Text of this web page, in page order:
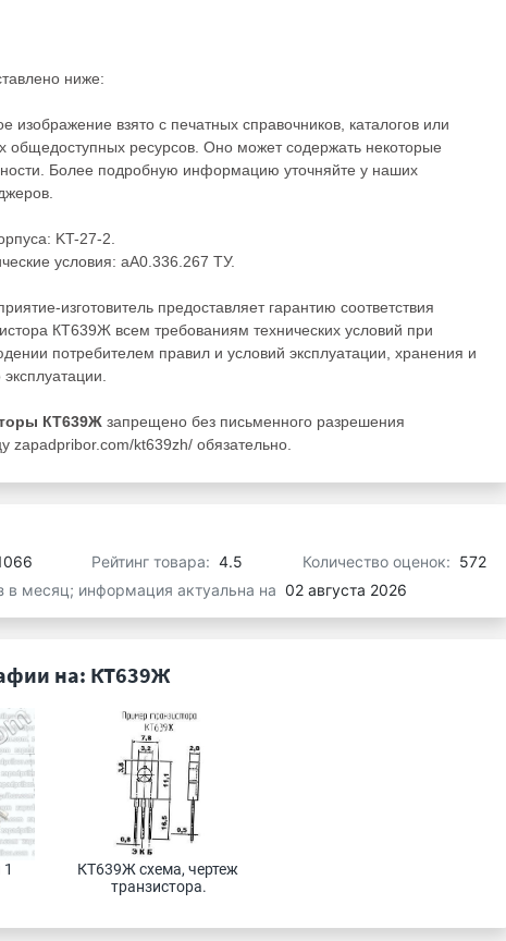
ниже:
изображение взято с печатных справочников, каталогов или
общедоступных ресурсов. Оно может содержать некоторые
Более подробную информацию уточняйте у наших
KT-27-2.
условия: аА0.336.267 ТУ.
изготовитель предоставляет гарантию соответствия
КТ639Ж всем требованиям технических условий при
потребителем правил и условий эксплуатации, хранения и
КТ639Ж запрещено без письменного разрешения
zapadpribor.com/kt639zh/ обязательно.
Рейтинг товара: 4.5 Количество оценок: 572
в месяц; информация актуальна на 02 августа 2026
на: КТ639Ж
КТ639Ж схема, чертеж
транзистора.